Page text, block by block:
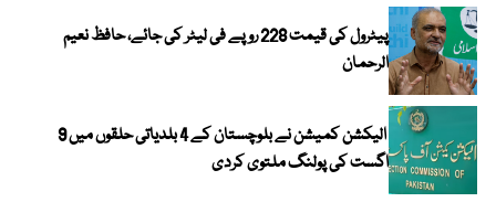
پیٹرول کی قیمت 228 روپے فی لیٹر کی جائے، حافظ نعیم
الرحمان
الیکشن کمیشن نے بلوچستان کے 4 بلدیاتی حلقوں میں 9
اگست کی پولنگ ملتوی کردی